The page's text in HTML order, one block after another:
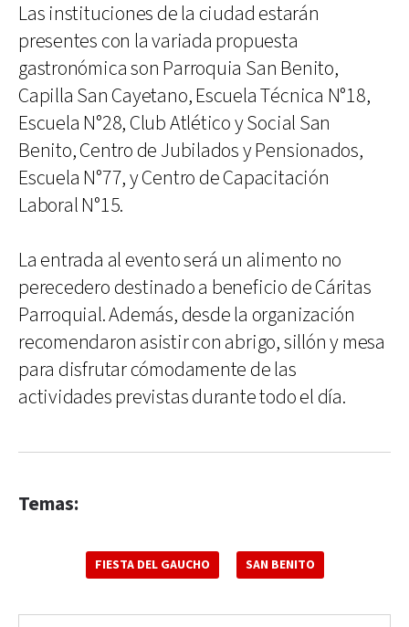
Las instituciones de la ciudad estarán
presentes con la variada propuesta
gastronómica son Parroquia San Benito,
Capilla San Cayetano, Escuela Técnica N°18,
Escuela N°28, Club Atlético y Social San
Benito, Centro de Jubilados y Pensionados,
Escuela N°77, y Centro de Capacitación
Laboral N°15.
La entrada al evento será un alimento no
perecedero destinado a beneficio de Cáritas
Parroquial. Además, desde la organización
recomendaron asistir con abrigo, sillón y mesa
para disfrutar cómodamente de las
actividades previstas durante todo el día.
Temas:
FIESTA DEL GAUCHO SAN BENITO